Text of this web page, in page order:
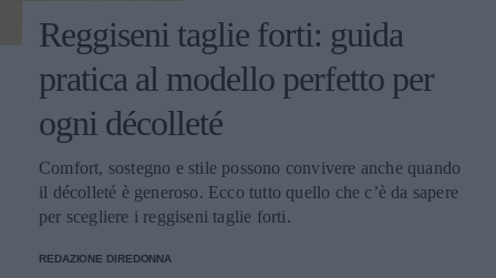
Reggiseni taglie forti: guida
pratica al modello perfetto per
ogni décolleté
Comfort, sostegno e stile possono convivere anche quando
il décolleté è generoso. Ecco tutto quello che c’è da sapere
per scegliere i reggiseni taglie forti.
REDAZIONE DIREDONNA